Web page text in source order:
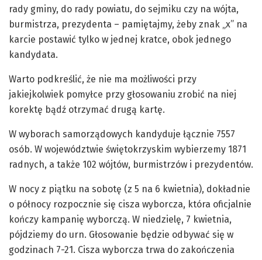
rady gminy, do rady powiatu, do sejmiku czy na wójta,
burmistrza, prezydenta – pamiętajmy, żeby znak „x” na
karcie postawić tylko w jednej kratce, obok jednego
kandydata.
Warto podkreślić, że nie ma możliwości przy
jakiejkolwiek pomyłce przy głosowaniu zrobić na niej
korektę bądź otrzymać drugą kartę.
W wyborach samorządowych kandyduje łącznie 7557
osób. W województwie świętokrzyskim wybierzemy 1871
radnych, a także 102 wójtów, burmistrzów i prezydentów.
W nocy z piątku na sobotę (z 5 na 6 kwietnia), dokładnie
o północy rozpocznie się cisza wyborcza, która oficjalnie
kończy kampanię wyborczą. W niedzielę, 7 kwietnia,
pójdziemy do urn. Głosowanie będzie odbywać się w
godzinach 7-21. Cisza wyborcza trwa do zakończenia